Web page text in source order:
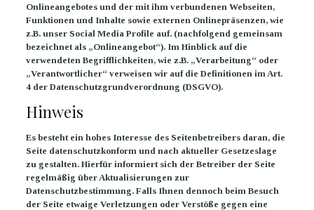
Onlineangebotes und der mit ihm verbundenen Webseiten,
Funktionen und Inhalte sowie externen Onlinepräsenzen, wie
z.B. unser Social Media Profile auf. (nachfolgend gemeinsam
bezeichnet als „Onlineangebot“). Im Hinblick auf die
verwendeten Begrifflichkeiten, wie z.B. „Verarbeitung“ oder
„Verantwortlicher“ verweisen wir auf die Definitionen im Art.
4 der Datenschutzgrundverordnung (DSGVO).
Hinweis
Es besteht ein hohes Interesse des Seitenbetreibers daran, die
Seite datenschutzkonform und nach aktueller Gesetzeslage
zu gestalten. Hierfür informiert sich der Betreiber der Seite
regelmäßig über Aktualisierungen zur
Datenschutzbestimmung. Falls Ihnen dennoch beim Besuch
der Seite etwaige Verletzungen oder Verstöße gegen eine